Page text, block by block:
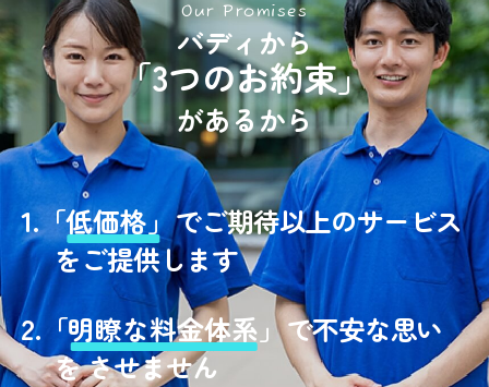
Our Promises
バディから
「3つのお約束」
があるから
1.「低価格」でご期待以上のサービス
をご提供します
2.「明瞭な料金体系」で不安な思い
を させません